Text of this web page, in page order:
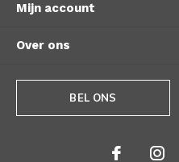
Mijn account
Over ons
BEL ONS